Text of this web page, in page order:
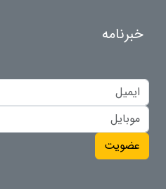
خبرنامه
عضویت